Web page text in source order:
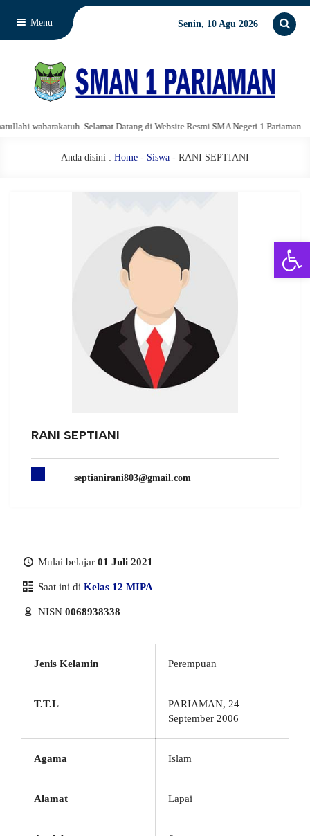
Menu Senin, 10 Agu 2026
wabarakatuh. Selamat Datang di Website Resmi SMA Negeri 1 Pariaman.
Anda disini : Home - Siswa - RANI SEPTIANI
RANI SEPTIANI
septianirani803@gmail.com
Mulai belajar 01 Juli 2021
Saat ini di Kelas 12 MIPA
NISN 0068938338
Jenis Kelamin Perempuan
T.T.L
PARIAMAN, 24
September 2006
Agama Islam
Alamat Lapai